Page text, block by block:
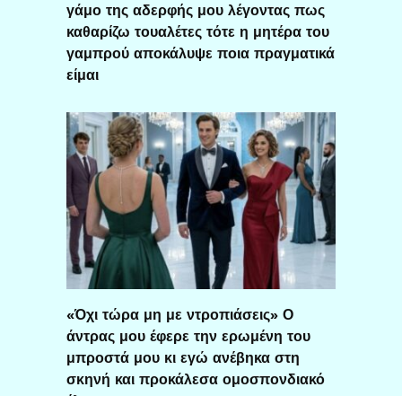
γάμο της αδερφής μου λέγοντας πως
καθαρίζω τουαλέτες τότε η μητέρα του
γαμπρού αποκάλυψε ποια πραγματικά
είμαι
«Όχι τώρα μη με ντροπιάσεις» Ο
άντρας μου έφερε την ερωμένη του
μπροστά μου κι εγώ ανέβηκα στη
σκηνή και προκάλεσα ομοσπονδιακό